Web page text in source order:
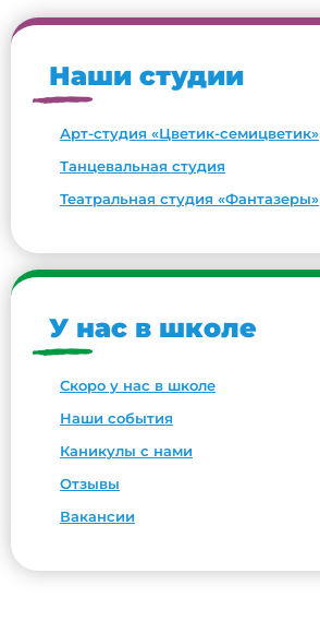
Наши студии
Арт-студия «Цветик-семицветик»
Танцевальная студия
Театральная студия «Фантазеры»
У нас в школе
Скоро у нас в школе
Наши события
Каникулы с нами
Отзывы
Вакансии